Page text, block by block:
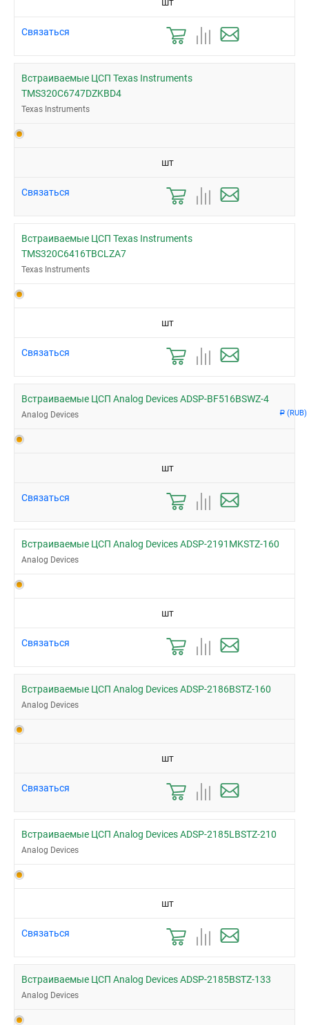
Р (RUB)
Связаться
Встраиваемые ЦСП Texas Instruments
TMS320C6747DZKBD4
Texas Instruments
шт
Связаться
Встраиваемые ЦСП Texas Instruments
TMS320C6416TBCLZA7
Texas Instruments
шт
Связаться
Встраиваемые ЦСП Analog Devices ADSP-BF516BSWZ-4
Analog Devices
шт
Связаться
Встраиваемые ЦСП Analog Devices ADSP-2191MKSTZ-160
Analog Devices
шт
Связаться
Встраиваемые ЦСП Analog Devices ADSP-2186BSTZ-160
Analog Devices
шт
Связаться
Встраиваемые ЦСП Analog Devices ADSP-2185LBSTZ-210
Analog Devices
шт
Связаться
Встраиваемые ЦСП Analog Devices ADSP-2185BSTZ-133
Analog Devices